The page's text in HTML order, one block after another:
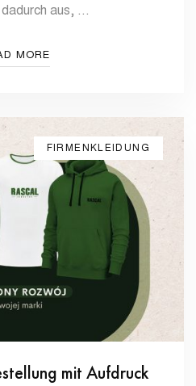
dadurch aus, …
MORE
FIRMENKLEIDUNG
mit Aufdruck